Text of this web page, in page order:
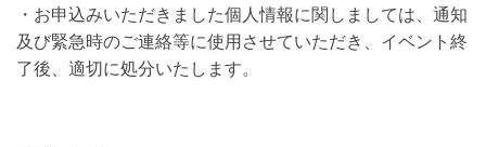
・お申込みいただきました個人情報に関しましては、通知
及び緊急時のご連絡等に使用させていただき、イベント終
了後、適切に処分いたします。